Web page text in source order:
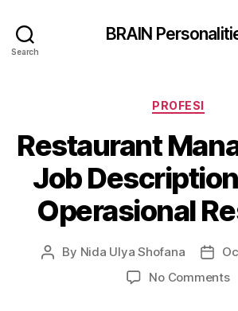
Search
BRAIN
PROFESI
Restaurant
Job
Operasional
Post
By Nida Ulya Shofana
Post
No Commentson